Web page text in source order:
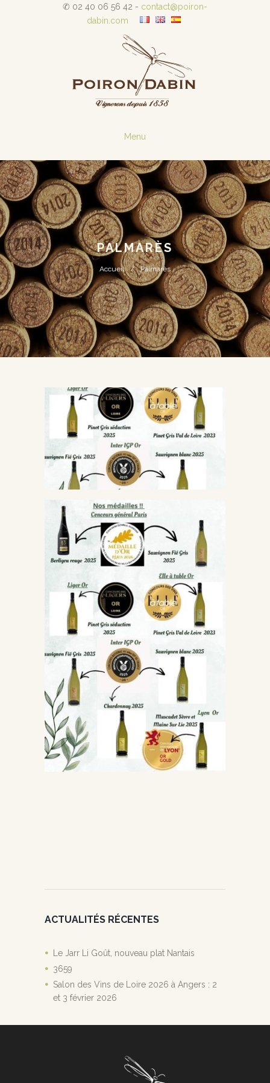
✆ 02 40 06 56 42 - contact@poiron-
dabin.com
Menu
PALMARÈS
Accueil Palmarès
ACTUALITÉS RÉCENTES
Le Jarr Li Goût, nouveau plat Nantais
3659
Salon des Vins de Loire 2026 à Angers : 2
et 3 février 2026